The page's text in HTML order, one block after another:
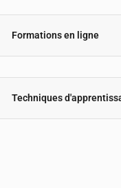
Formations en ligne
Techniques